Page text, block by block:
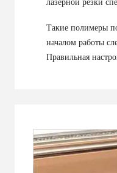
лазерной резки
Такие полимеры
началом работы
Правильная